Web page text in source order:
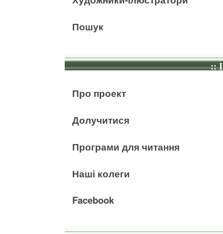
Пошук
::
Про проект
Долучитися
Програми для читання
Наші колеги
Facebook